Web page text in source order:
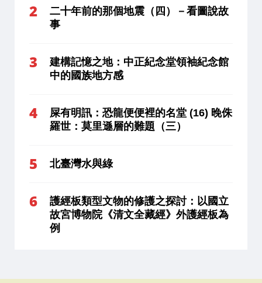
二十年前的那個地震（四）－看圖說故
事
建構記憶之地：中正紀念堂領袖紀念館
中的國族地方感
屎有明訊：恐龍便便裡的名堂 (16) 晚侏
羅世：莫里遜層的難題（三）
北臺灣水與綠
護經板類型文物的修護之探討：以國立
故宮博物院《清文全藏經》外護經板為
例